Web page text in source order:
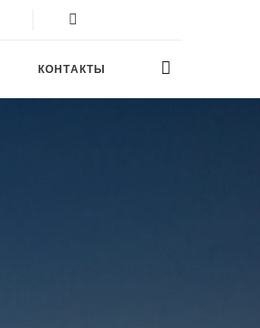
КОНТАКТЫ